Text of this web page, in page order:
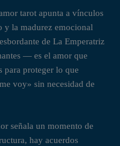
tarot apunta a vínculos
y la madurez emocional
de La Emperatriz
— es el amor que
para proteger lo que
voy» sin necesidad de
señala un momento de
hay acuerdos